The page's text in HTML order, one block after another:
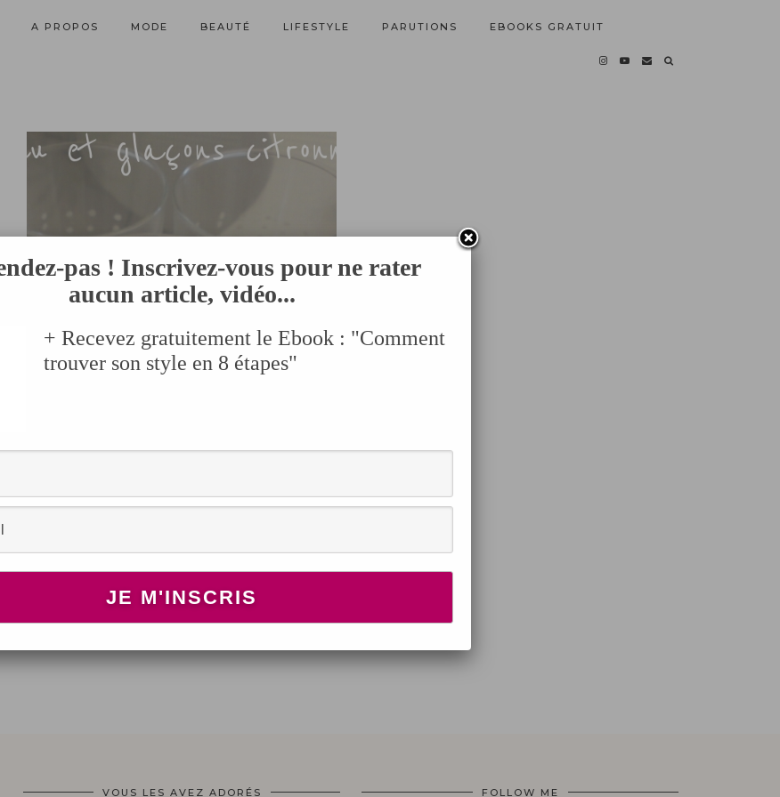
A PROPOS MODE BEAUTÉ LIFESTYLE PARUTIONS EBOOKS GRATUIT
CUSTOMISATION ET PETITE CRÉA
Ma créa Vaisselle
VOUS LES AVEZ ADORÉS FOLLOW ME
pas ! Inscrivez-vous pour ne rater
aucun article, vidéo...
+ Recevez gratuitement le Ebook : "Comment
trouver son style en 8 étapes"